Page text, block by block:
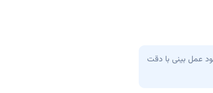
عمل بینی با دقت